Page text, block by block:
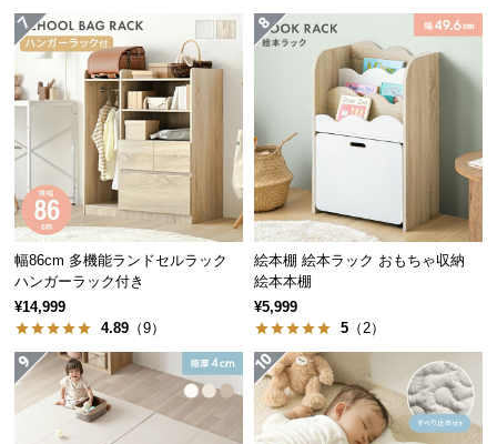
搬
入
経
つ
い
て
返
品・
キ
ャ
ン
セ
幅86cm 多機能ランドセルラック
ハンガーラック付き
¥14,999
4.89 （9）
絵本棚 絵本ラック おもちゃ収納
絵本本棚
¥5,999
5 （2）